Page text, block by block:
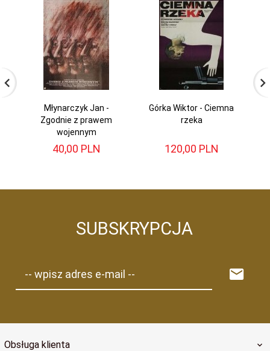
Młynarczyk Jan -
Zgodnie z prawem
wojennym
40,00 PLN
Górka Wiktor - Ciemna
rzeka
120,00 PLN
SUBSKRYPCJA
-- wpisz adres e-mail --
Obsługa klienta